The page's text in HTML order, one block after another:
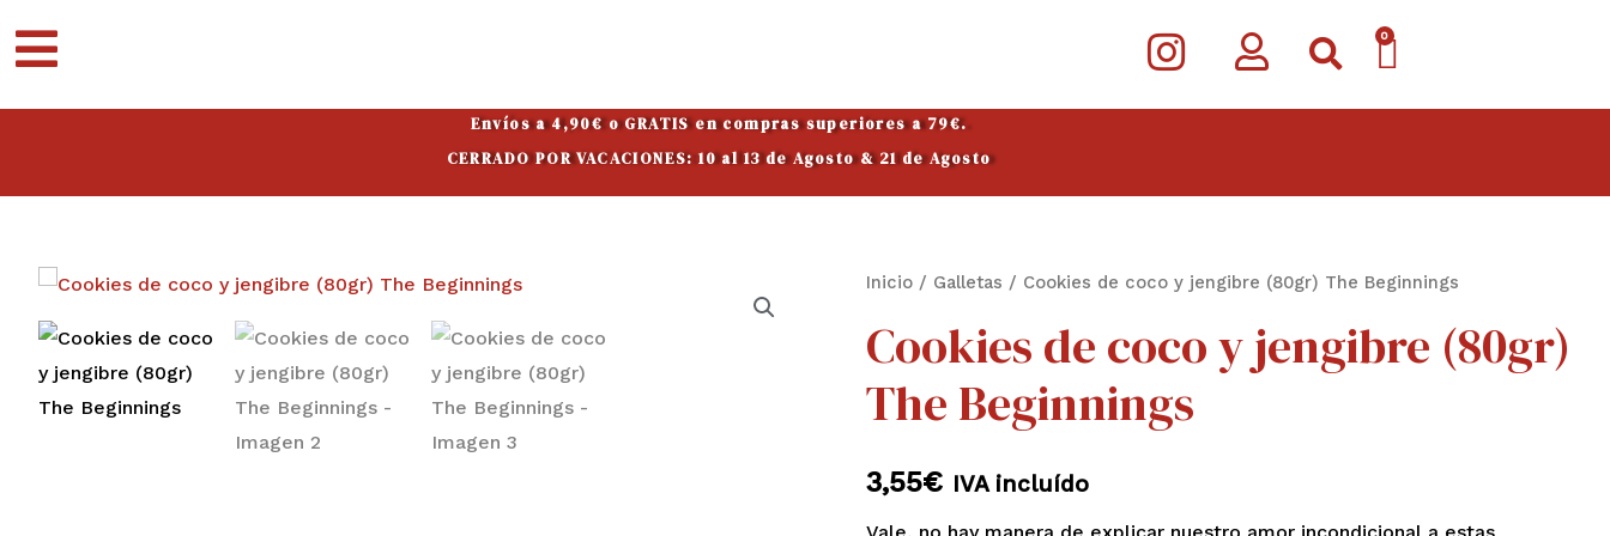
I
n
r
a
m
0
CARRITO
Envíos a 4,90€ o GRATIS en compras superiores a 79€.
CERRADO POR VACACIONES: 10 al 13 de Agosto & 21 de Agosto
Inicio / Galletas / Cookies de coco y jengibre (80gr) The Beginnings
Cookies de coco y jengibre (80gr)
The Beginnings
3,55€ IVA incluído
Vale, no hay manera de explicar nuestro amor incondicional a estas
Cookies
coco
y
jengibre
The
Beginnings